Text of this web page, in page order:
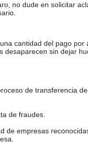
no dude en solicitar
cantidad del pago
desaparecen sin dejar
de transferencia
de fraudes.
de empresas